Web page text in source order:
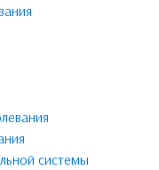
системы